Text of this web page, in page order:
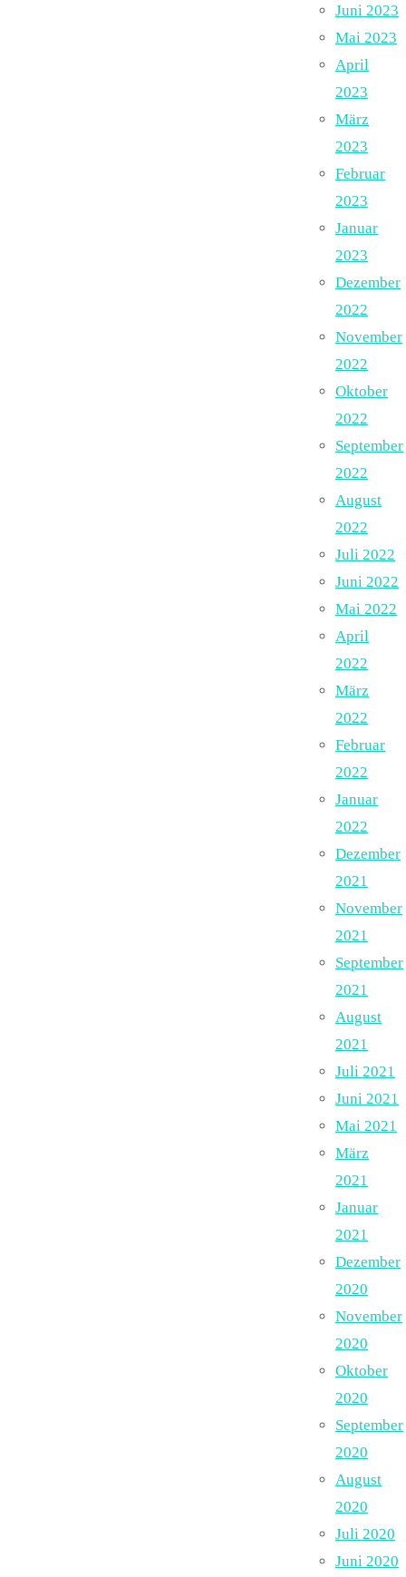
Juni 2023
Mai 2023
April
2023
März
2023
Februar
2023
Januar
2023
Dezember
2022
November
2022
Oktober
2022
September
2022
August
2022
Juli 2022
Juni 2022
Mai 2022
April
2022
März
2022
Februar
2022
Januar
2022
Dezember
2021
November
2021
September
2021
August
2021
Juli 2021
Juni 2021
Mai 2021
März
2021
Januar
2021
Dezember
2020
November
2020
Oktober
2020
September
2020
August
2020
Juli 2020
Juni 2020